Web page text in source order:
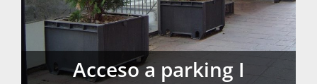
Acceso a parking I